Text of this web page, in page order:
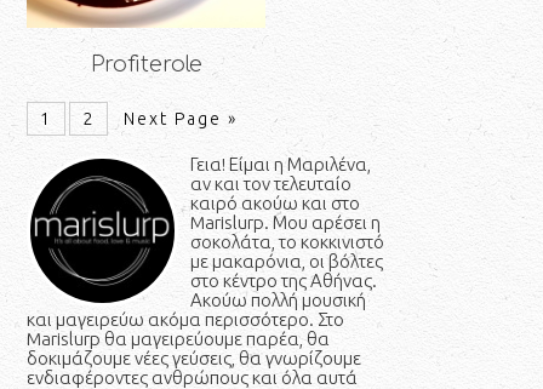
Profiterole
1 2 Next Page »
Γεια! Είμαι η Μαριλένα,
αν και τον τελευταίο
καιρό ακούω και στο
Marislurp. Μου αρέσει η
σοκολάτα, το κοκκινιστό
με μακαρόνια, οι βόλτες
στο κέντρο της Αθήνας.
Ακούω πολλή μουσική
και μαγειρεύω ακόμα περισσότερο. Στο
Marislurp θα μαγειρεύουμε παρέα, θα
δοκιμάζουμε νέες γεύσεις, θα γνωρίζουμε
ενδιαφέροντες ανθρώπους και όλα αυτά